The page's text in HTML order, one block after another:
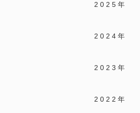
2025年
2024年
2023年
2022年